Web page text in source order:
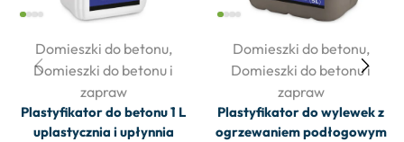
Domieszki do betonu,
Domieszki do betonu i
zapraw
Plastyfikator do betonu 1 L
uplastycznia i upłynnia
Domieszki do betonu,
Domieszki do betonu i
zapraw
Plastyfikator do wylewek z
ogrzewaniem podłogowym